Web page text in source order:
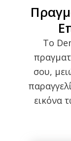
Το
σου,
εικόνα